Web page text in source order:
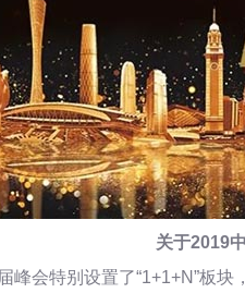
关于2019
峰会特别设置了“1+1+N”板